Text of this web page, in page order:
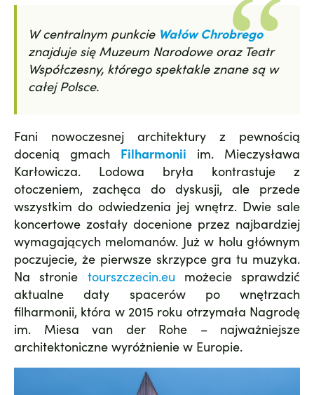
W centralnym punkcie Wałów Chrobrego
znajduje się Muzeum Narodowe oraz Teatr
Współczesny, którego spektakle znane są w
całej Polsce.
Fani nowoczesnej architektury z pewnością
docenią gmach Filharmonii im. Mieczysława
Karłowicza. Lodowa bryła kontrastuje z
otoczeniem, zachęca do dyskusji, ale przede
wszystkim do odwiedzenia jej wnętrz. Dwie sale
koncertowe zostały docenione przez najbardziej
wymagających melomanów. Już w holu głównym
poczujecie, że pierwsze skrzypce gra tu muzyka.
Na stronie tourszczecin.eu możecie sprawdzić
aktualne daty spacerów po wnętrzach
filharmonii, która w 2015 roku otrzymała Nagrodę
im. Miesa van der Rohe – najważniejsze
architektoniczne wyróżnienie w Europie.